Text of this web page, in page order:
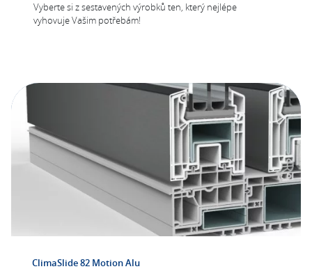
povětrnostním vlivům odolné okno
ClimaStar 76 velmi dobře chrání proti hluku,
Vyberte si z sestavených výrobků ten, který nejlépe
vyhovuje Vašim potřebám!
ClimaSlide 82 Motion Alu